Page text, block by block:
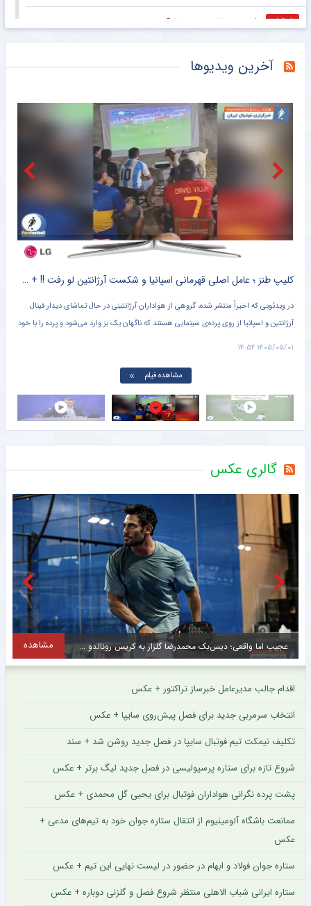
مشرق نیوز پشت پرده تغییر سرمربی تراکتور
خبرگزاری دانشجو بارسلونا یک قدم تا رودری؛ سیتی پای میز تخفیف نشست
حمایت قاطع فیفا از اینفانتینو در اوج اختلافات
خبرگزاری تابناک سلب میزبانی از استقلال و تراکتور با بله قربان‌گویی/ چرا تاج قدرت دفاع از حقوق فوتبال ایران را ندارد؟
آغازبه کار بسکتبال سه نفره ایران در لیگ ملت‌ها با ۴ بازی در روز اول
آخرین ویدیوها
کلیپ طنز ؛ عامل اصلی قهرمانی اسپانیا و شکست آرژانتین لو رفت !! + سند
در ویدئویی که اخیراً منتشر شده، گروهی از هواداران آرژانتینی در حال تماشای دیدار فینال
آرژانتین و اسپانیا از روی پرده‌ی سینمایی هستند که ناگهان یک بز وارد می‌شود و پرده را با خود
۱۴۰۵/۰۵/۰۱ ۱۴:۵۲
مشاهده فیلم
گالری عکس
عجیب اما واقعی؛ دیس‌بک محمدرضا گلزار به کریس رونالدو + عکس مشاهده
اقدام جالب مدیرعامل خبرساز تراکتور + عکس
انتخاب سرمربی جدید برای فصل پیش‌روی سایپا + عکس
تکلیف نیمکت تیم فوتبال سایپا در فصل جدید روشن شد + سند
شروع تازه برای ستاره پرسپولیسی در فصل جدید لیگ برتر + عکس
پشت پرده نگرانی هواداران فوتبال برای یحیی گل محمدی + عکس
ممانعت باشگاه آلومینیوم از انتقال ستاره جوان خود به تیم‌های مدعی +
عکس
ستاره جوان فولاد و ابهام در حضور در لیست نهایی این تیم + عکس
ستاره ایرانی شباب الاهلی منتظر شروع فصل و گلزنی دوباره + عکس